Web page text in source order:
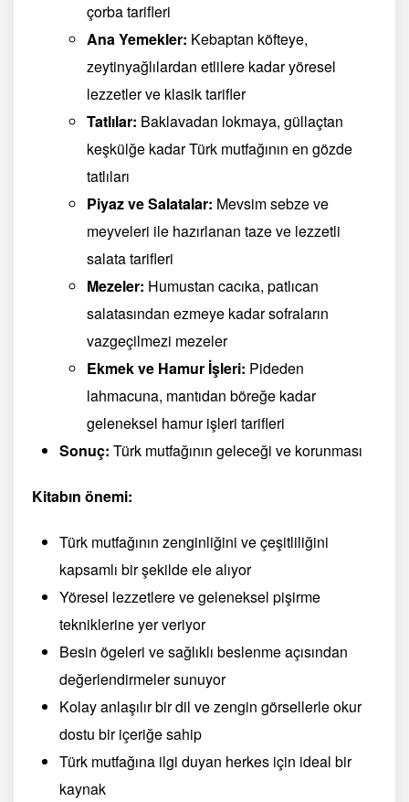
çorba tarifleri
Ana Yemekler: Kebaptan köfteye,
zeytinyağlılardan etlilere kadar yöresel
lezzetler ve klasik tarifler
Tatlılar: Baklavadan lokmaya, güllaçtan
keşkülğe kadar Türk mutfağının en gözde
tatlıları
Piyaz ve Salatalar: Mevsim sebze ve
meyveleri ile hazırlanan taze ve lezzetli
salata tarifleri
Mezeler: Humustan cacıka, patlıcan
salatasından ezmeye kadar sofraların
vazgeçilmezi mezeler
Ekmek ve Hamur İşleri: Pideden
lahmacuna, mantıdan böreğe kadar
geleneksel hamur işleri tarifleri
Sonuç: Türk mutfağının geleceği ve korunması
Kitabın önemi:
Türk mutfağının zenginliğini ve çeşitliliğini
kapsamlı bir şekilde ele alıyor
Yöresel lezzetlere ve geleneksel pişirme
tekniklerine yer veriyor
Besin ögeleri ve sağlıklı beslenme açısından
değerlendirmeler sunuyor
Kolay anlaşılır bir dil ve zengin görsellerle okur
dostu bir içeriğe sahip
Türk mutfağına ilgi duyan herkes için ideal bir
kaynak